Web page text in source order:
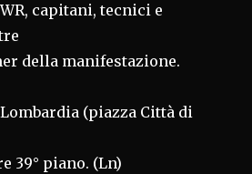
capitani, tecnici e
della manifestazione.
(piazza Città di
39° piano. (Ln)